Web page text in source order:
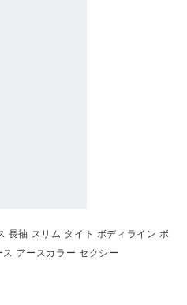
長袖 スリム タイト ボディライン ボ
アースカラー セクシー